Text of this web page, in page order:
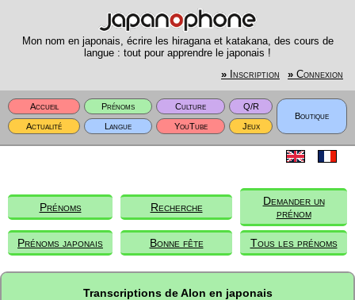
Mon nom en japonais, écrire les hiragana et katakana, des cours de
langue : tout pour apprendre le japonais !
» Inscription » Connexion
Accueil Prénoms Culture
Q/R
Boutique
Actualité
Langue YouTube Jeux
Prénoms Recherche
Demander un
prénom
Prénoms japonais Bonne fête Tous les prénoms
Transcriptions de Alon en japonais